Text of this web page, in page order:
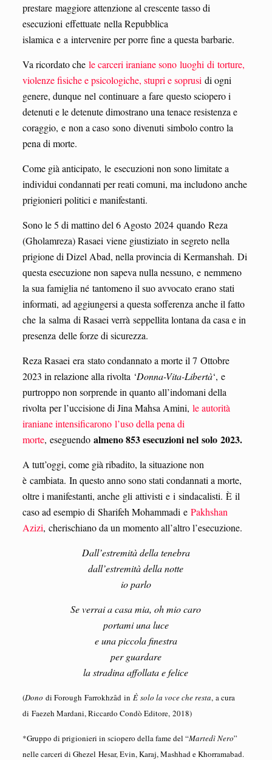
prestare maggiore attenzione al crescente tasso di
esecuzioni effettuate nella Repubblica
islamica e a intervenire per porre fine a questa barbarie.
Va ricordato che le carceri iraniane sono luoghi di torture,
violenze fisiche e psicologiche, stupri e soprusi di ogni
genere, dunque nel continuare a fare questo sciopero i
detenuti e le detenute dimostrano una tenace resistenza e
coraggio, e non a caso sono divenuti simbolo contro la
pena di morte.
Come già anticipato, le esecuzioni non sono limitate a
individui condannati per reati comuni, ma includono anche
prigionieri politici e manifestanti.
Sono le 5 di mattino del 6 Agosto 2024 quando Reza
(Gholamreza) Rasaei viene giustiziato in segreto nella
prigione di Dizel Abad, nella provincia di Kermanshah. Di
questa esecuzione non sapeva nulla nessuno, e nemmeno
la sua famiglia né tantomeno il suo avvocato erano stati
informati, ad aggiungersi a questa sofferenza anche il fatto
che la salma di Rasaei verrà seppellita lontana da casa e in
presenza delle forze di sicurezza.
Reza Rasaei era stato condannato a morte il 7 Ottobre
2023 in relazione alla rivolta ‘Donna-Vita-Libertà‘, e
purtroppo non sorprende in quanto all’indomani della
rivolta per l’uccisione di Jina Mahsa Amini, le autorità
iraniane intensificarono l’uso della pena di
morte, eseguendo almeno 853 esecuzioni nel solo 2023.
A tutt’oggi, come già ribadito, la situazione non
è cambiata. In questo anno sono stati condannati a morte,
oltre i manifestanti, anche gli attivisti e i sindacalisti. È il
caso ad esempio di Sharifeh Mohammadi e Pakhshan
Azizi, cherischiano da un momento all’altro l’esecuzione.
Dall’estremità della tenebra
dall’estremità della notte
io parlo
Se verrai a casa mia, oh mio caro
portami una luce
e una piccola finestra
per guardare
la stradina affollata e felice
(Dono di Forough Farrokhzâd in Èsolo la voce che resta, a cura
di Faezeh Mardani, Riccardo Condò Editore, 2018)
*Gruppo di prigionieri in sciopero della fame del “Martedì Nero”
nelle carceri di Ghezel Hesar, Evin, Karaj, Mashhad e Khorramabad.